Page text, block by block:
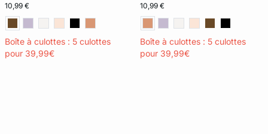
10,99 €
Boîte à culottes : 5 culottes
pour 39,99€
10,99 €
Boîte à culottes : 5 culottes
pour 39,99€